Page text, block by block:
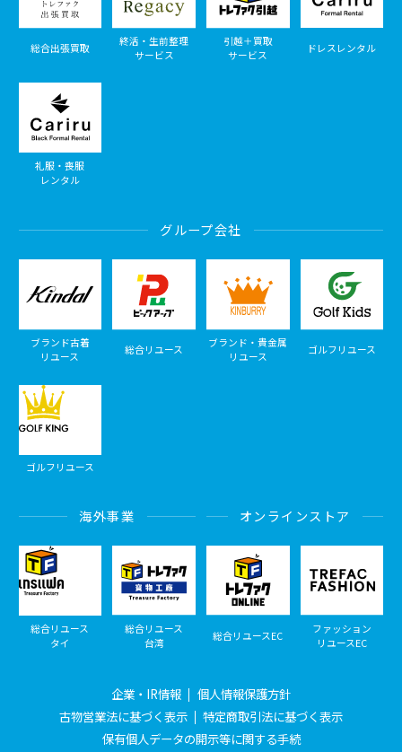
総合出張買取
終活・生前整理
サービス
引越＋買取
サービス
ドレスレンタル
礼服・喪服
レンタル
グループ会社
ブランド古着
リユース
総合リユース
ブランド・貴金属
リユース
ゴルフリユース
ゴルフリユース
海外事業
総合リユース
タイ
総合リユース
台湾
オンラインストア
総合リユースEC
ファッション
リユースEC
企業・IR情報
個人情報保護方針
古物営業法に基づく表示
特定商取引法に基づく表示
保有個人データの開示等に関する手続